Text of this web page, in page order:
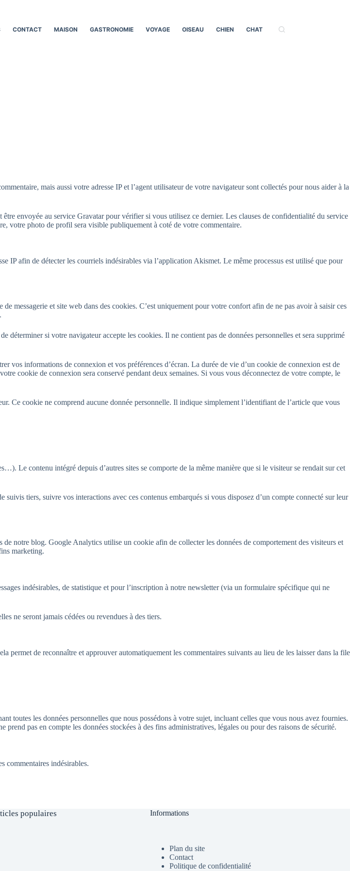
CONTACT MAISON GASTRONOMIE VOYAGE OISEAU CHIEN CHAT
mais aussi votre adresse IP et l’agent utilisateur de votre navigateur sont collectés pour nous aider à la
envoyée au service Gravatar pour vérifier si vous utilisez ce dernier. Les clauses de confidentialité du service
votre photo de profil sera visible publiquement à coté de votre commentaire.
IP afin de détecter les courriels indésirables via l’application Akismet. Le même processus est utilisé que pour
messagerie et site web dans des cookies. C’est uniquement pour votre confort afin de ne pas avoir à saisir ces
déterminer si votre navigateur accepte les cookies. Il ne contient pas de données personnelles et sera supprimé
vos informations de connexion et vos préférences d’écran. La durée de vie d’un cookie de connexion est de
cookie de connexion sera conservé pendant deux semaines. Si vous vous déconnectez de votre compte, le
Ce cookie ne comprend aucune donnée personnelle. Il indique simplement l’identifiant de l’article que vous
Le contenu intégré depuis d’autres sites se comporte de la même manière que si le visiteur se rendait sur cet
tiers, suivre vos interactions avec ces contenus embarqués si vous disposez d’un compte connecté sur leur
notre blog. Google Analytics utilise un cookie afin de collecter les données de comportement des visiteurs et
marketing.
indésirables, de statistique et pour l’inscription à notre newsletter (via un formulaire spécifique qui ne
ne seront jamais cédées ou revendues à des tiers.
permet de reconnaître et approuver automatiquement les commentaires suivants au lieu de les laisser dans la file
toutes les données personnelles que nous possédons à votre sujet, incluant celles que vous nous avez fournies.
pas en compte les données stockées à des fins administratives, légales ou pour des raisons de sécurité.
commentaires indésirables.
populaires Informations
Plan du site
Contact
Politique de confidentialité